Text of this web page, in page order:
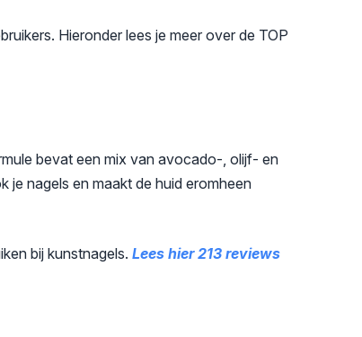
Hieronder lees je meer over de TOP
bevat een mix van avocado-, olijf- en
je nagels en maakt de huid eromheen
bij kunstnagels. Lees hier 213 reviews